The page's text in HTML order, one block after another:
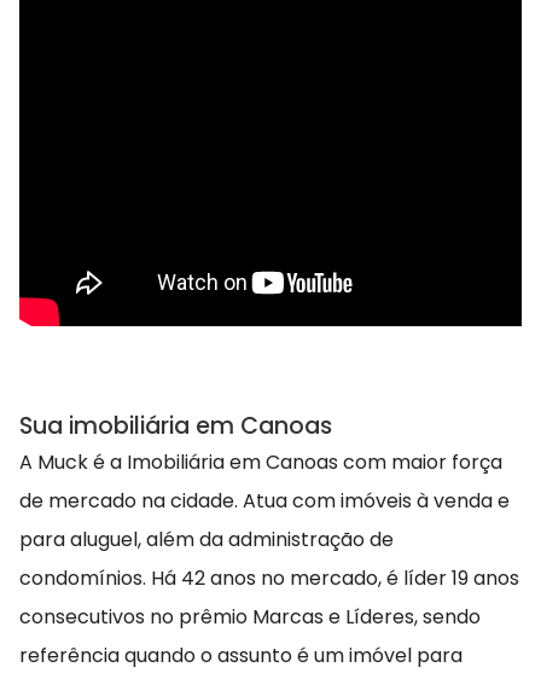
Sua imobiliária em Canoas
A Muck é a Imobiliária em Canoas com maior força
de mercado na cidade. Atua com imóveis à venda e
para aluguel, além da administração de
condomínios. Há 42 anos no mercado, é líder 19 anos
consecutivos no prêmio Marcas e Líderes, sendo
referência quando o assunto é um imóvel para